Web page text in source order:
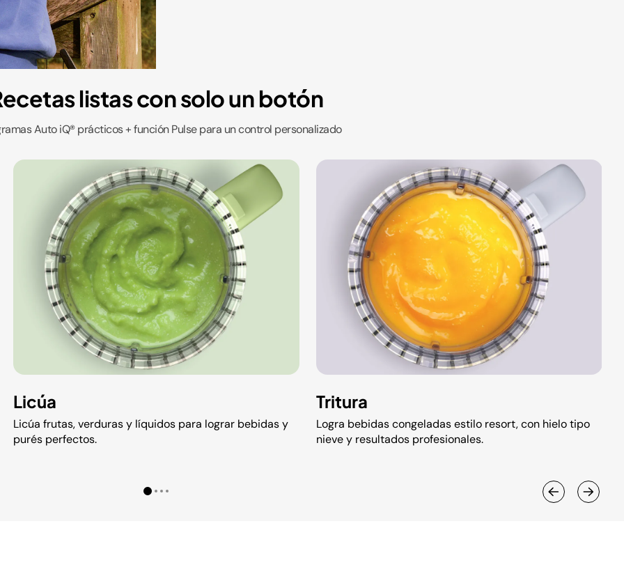
listas con solo un botón
Auto iQ® prácticos + función Pulse para un control personalizado
Licúa
Licúa frutas, verduras y líquidos para lograr bebidas y
purés perfectos.
Tritura
Logra bebidas congeladas estilo resort, con hielo tipo
nieve y resultados profesionales.